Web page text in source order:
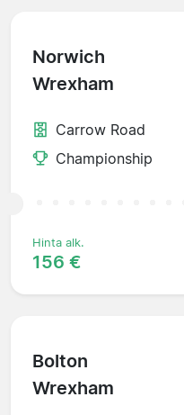
Norwich
Wrexham
Carrow Road
Championship
Hinta alk.
156 €
Bolton
Wrexham